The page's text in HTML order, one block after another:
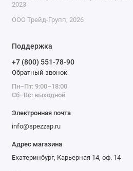
2023
ООО Трейд-Групп, 2026
Поддержка
+7 (800) 551-78-90
Обратный звонок
Пн–Пт: 9:00–18:00
Сб–Вс: выходной
Электронная почта
info@spezzap.ru
Адрес магазина
Екатеринбург, Карьерная 14, оф. 14